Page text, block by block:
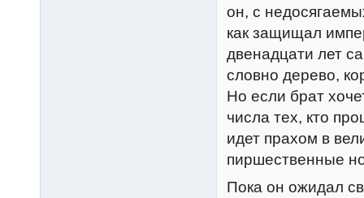
он, с
как защищал
двенадцати лет
словно дерево,
Но если брат
числа тех, кто
идет прахом в
пиршественные
Пока он ожидал